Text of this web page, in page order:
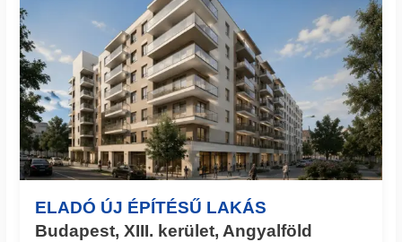
ELADÓ ÚJ ÉPÍTÉSŰ LAKÁS
Budapest, XIII. kerület, Angyalföld